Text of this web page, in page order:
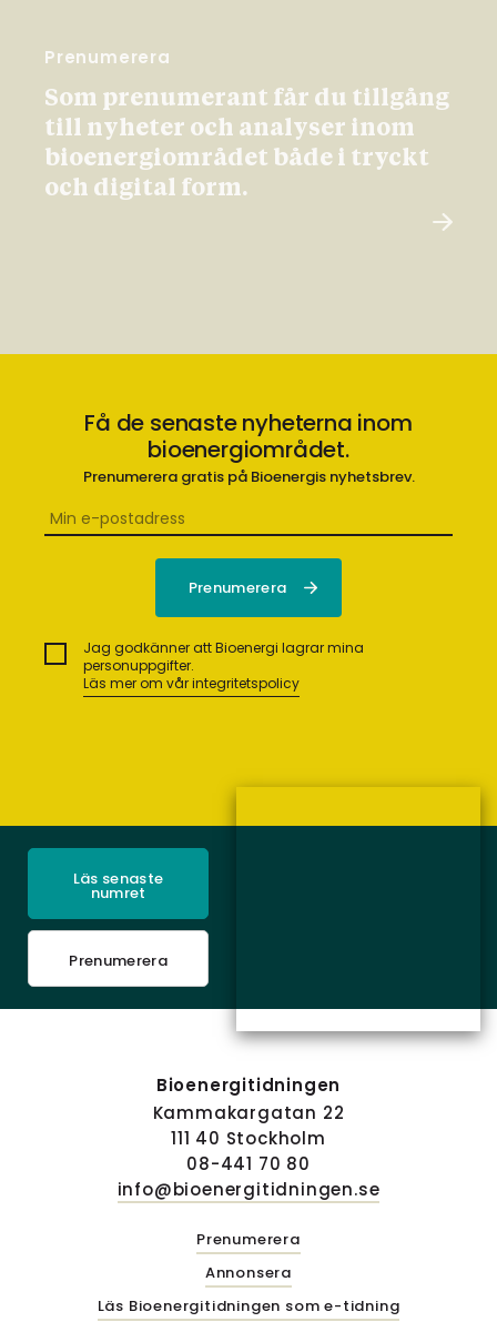
Prenumerera
Som prenumerant får du tillgång
till nyheter och analyser inom
bioenergiområdet både i tryckt
och digital form.
Få de senaste nyheterna inom
bioenergiområdet.
Prenumerera gratis på Bioenergis nyhetsbrev.
Jag godkänner att Bioenergi lagrar mina
personuppgifter.
Läs mer om vår integritetspolicy
Läs senaste
numret
Prenumerera
Bioenergitidningen
Kammakargatan 22
111 40 Stockholm
08-441 70 80
info@bioenergitidningen.se
Prenumerera
Annonsera
Läs Bioenergitidningen som e-tidning